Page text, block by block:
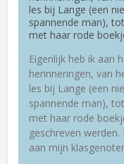
les bij Lange (een
spannende man),
met haar rode
Eigenlijk heb ik aan
herinneringen, van
les bij Lange (een
spannende man),
met haar rode
geschreven
aan mijn